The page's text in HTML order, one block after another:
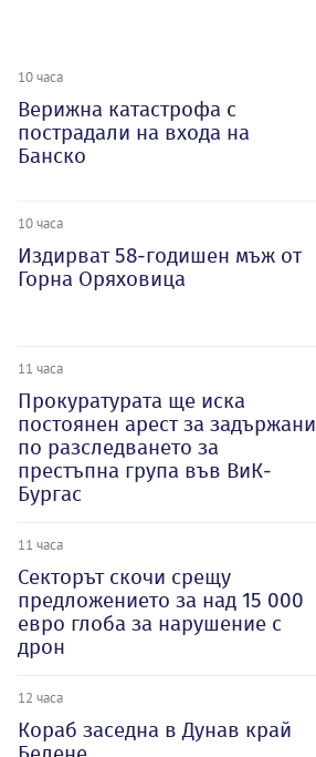
10 часа
Верижна катастрофа с
пострадали на входа на
Банско
10 часа
Издирват 58-годишен мъж от
Горна Оряховица
11 часа
Прокуратурата ще иска
постоянен арест за задържани
по разследването за
престъпна група във ВиК-
Бургас
11 часа
Секторът скочи срещу
предложението за над 15 000
евро глоба за нарушение с
дрон
12 часа
Кораб заседна в Дунав край